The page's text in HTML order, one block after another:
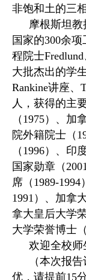
非饱和土的三
摩根斯坦
国家的300余
程院士
大批杰出的学
Rankine讲座、
人，获得的主
（1975）、加
院外籍院士（
（1996）、印
国家勋章（
席（1989-
1991）、加拿
拿大皇后大学
大学荣誉博士（
欢迎全校师
（本次报
优，请提前15